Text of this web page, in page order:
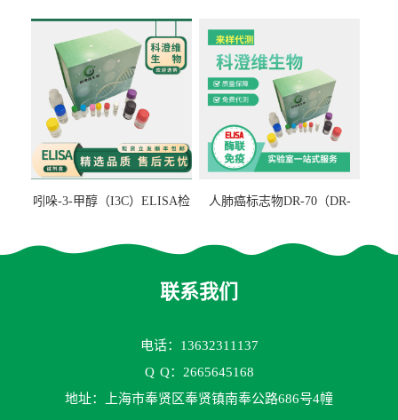
吲哚-3-甲醇（I3C）ELISA检
人肺癌标志物DR-70（DR-
联系我们
电话：13632311137
Q Q：2665645168
地址：上海市奉贤区奉贤镇南奉公路686号4幢